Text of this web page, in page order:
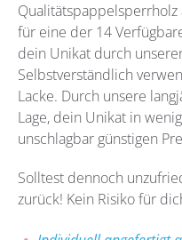
Qualitätspappelsperrholz
für eine der 14
dein Unikat durch
Selbstverständlich
Lacke. Durch unsere
Lage, dein Unikat in
unschlagbar günstigen
Solltest dennoch
zurück! Kein Risiko für